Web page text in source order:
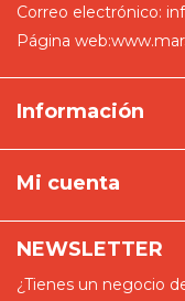
Correo electrónico:
Página web:
Información
Mi cuenta
NEWSLETTER
¿Tienes un negocio